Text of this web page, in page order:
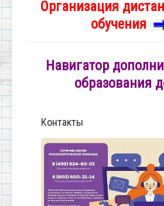
Организация
обучения
Навигатор
образования
Контакты